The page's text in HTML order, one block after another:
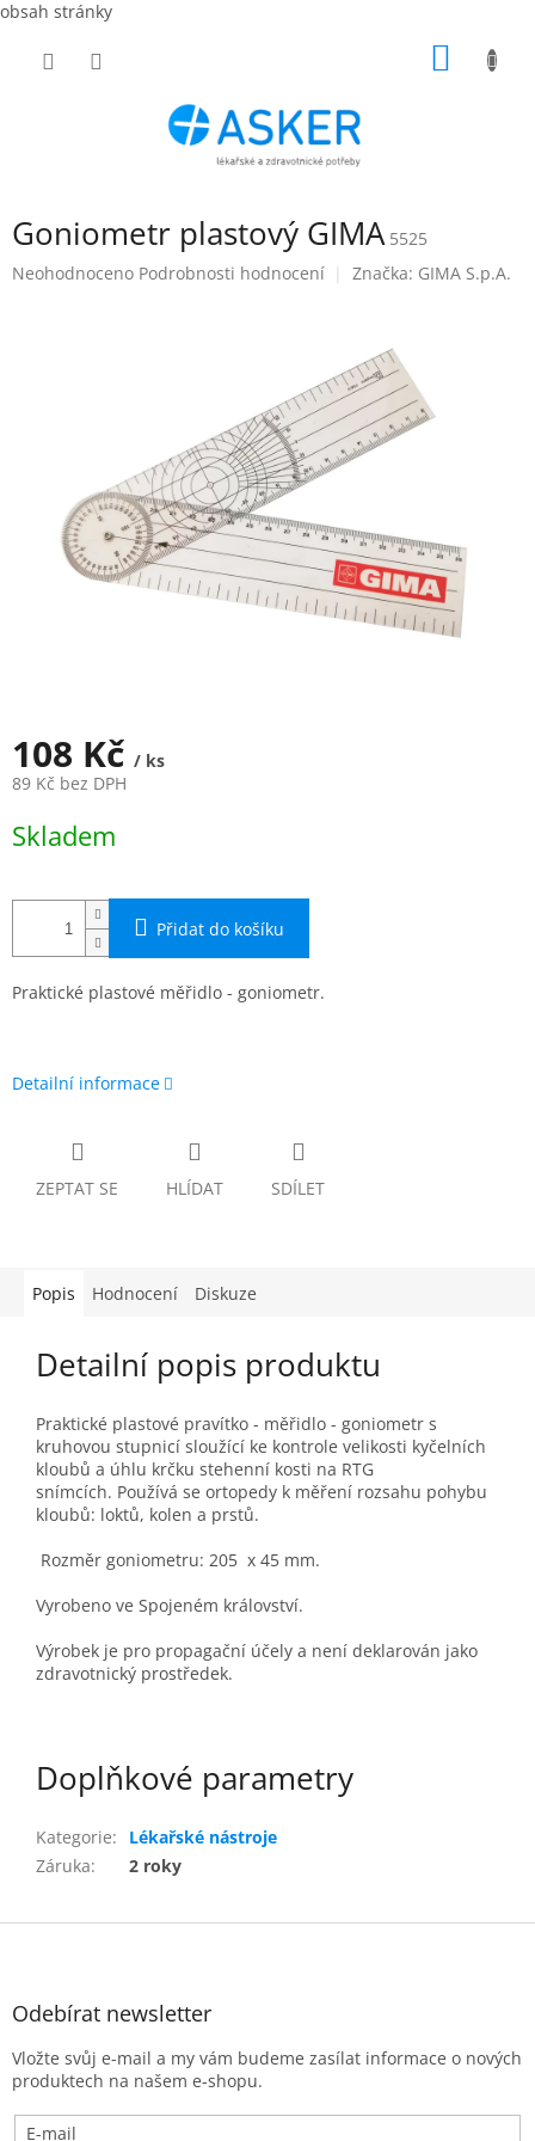
obsah stránky
Goniometr plastový GIMA 5525
Průměrné
Neohodnoceno Podrobnosti hodnocení Značka: GIMA S.p.A.
108 Kč / ks
89 Kč bez DPH
cena:
Skladem
Přidat do košíku
Praktické plastové měřidlo - goniometr.
Detailní informace
ZEPTAT SE HLÍDAT SDÍLET
Popis Hodnocení Diskuze
Detailní popis produktu
Praktické plastové pravítko - měřidlo - goniometr s
kruhovou stupnicí sloužící ke kontrole velikosti kyčelních
kloubů a úhlu krčku stehenní kosti na RTG
snímcích. Používá se ortopedy k měření rozsahu pohybu
kloubů: loktů, kolen a prstů.
Rozměr goniometru: 205 x 45 mm.
Vyrobeno ve Spojeném království.
Výrobek je pro propagační účely a není deklarován jako
zdravotnický prostředek.
Doplňkové parametry
Kategorie:
Lékařské nástroje
Záruka: 2 roky
Z
Odebírat newsletter
Vložte svůj e-mail a my vám budeme zasílat informace o nových
produktech na našem e-shopu.
E-mail